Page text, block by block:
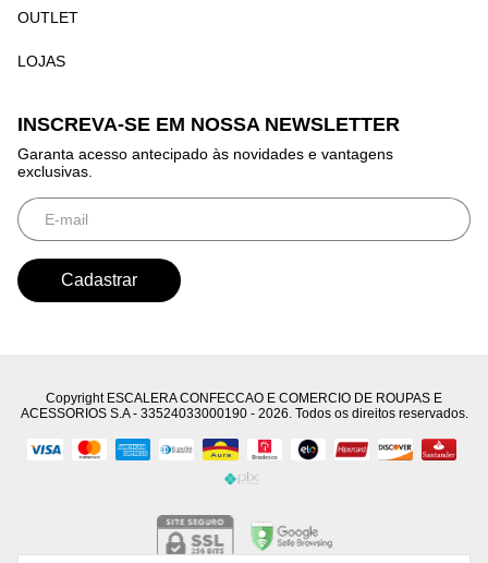
OUTLET
LOJAS
INSCREVA-SE EM NOSSA NEWSLETTER
Garanta acesso antecipado às novidades e vantagens
exclusivas.
Copyright ESCALERA CONFECCAO E COMERCIO DE ROUPAS E
ACESSORIOS S.A - 33524033000190 - 2026. Todos os direitos reservados.